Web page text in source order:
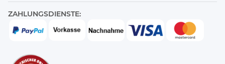
ZAHLUNGSDIENSTE: